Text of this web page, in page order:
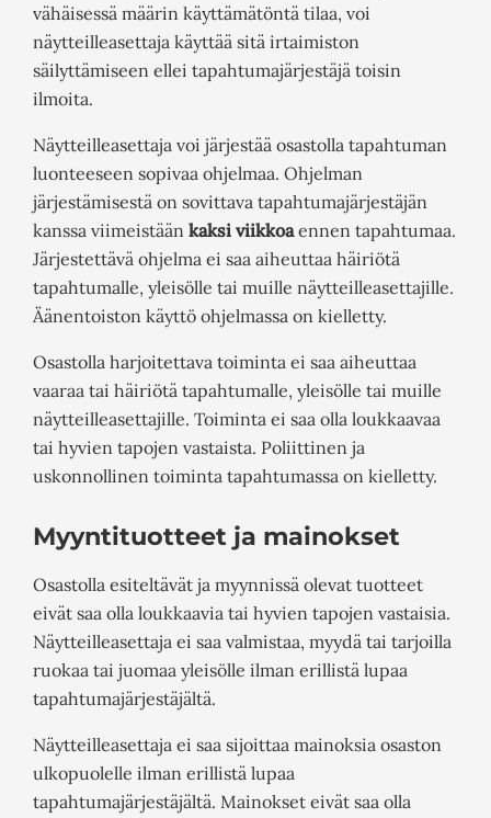
vähäisessä määrin käyttämätöntä tilaa, voi
näytteilleasettaja käyttää sitä irtaimiston
säilyttämiseen ellei tapahtumajärjestäjä toisin
ilmoita.
Näytteilleasettaja voi järjestää osastolla tapahtuman
luonteeseen sopivaa ohjelmaa. Ohjelman
järjestämisestä on sovittava tapahtumajärjestäjän
kanssa viimeistään kaksi viikkoaennen tapahtumaa.
Järjestettävä ohjelma ei saa aiheuttaa häiriötä
tapahtumalle, yleisölle tai muille näytteilleasettajille.
Äänentoiston käyttö ohjelmassa on kielletty.
Osastolla harjoitettava toiminta ei saa aiheuttaa
vaaraa tai häiriötä tapahtumalle, yleisölle tai muille
näytteilleasettajille. Toiminta ei saa olla loukkaavaa
tai hyvien tapojen vastaista. Poliittinen ja
uskonnollinen toiminta tapahtumassa on kielletty.
Myyntituotteet ja mainokset
Osastolla esiteltävät ja myynnissä olevat tuotteet
eivät saa olla loukkaavia tai hyvien tapojen vastaisia.
Näytteilleasettaja ei saa valmistaa, myydä tai tarjoilla
ruokaa tai juomaa yleisölle ilman erillistä lupaa
tapahtumajärjestäjältä.
Näytteilleasettaja ei saa sijoittaa mainoksia osaston
ulkopuolelle ilman erillistä lupaa
tapahtumajärjestäjältä. Mainokset eivät saa olla